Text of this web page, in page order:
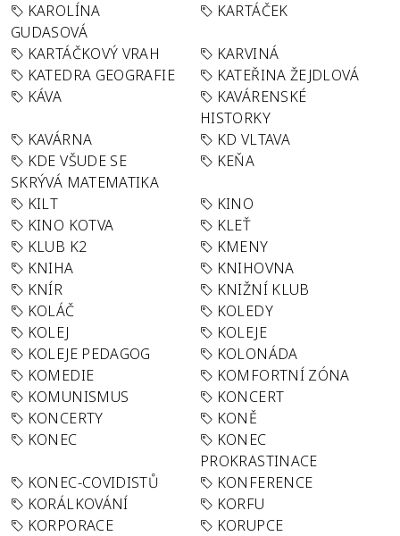
KAROLÍNA
GUDASOVÁ
KARTÁČEK
KARTÁČKOVÝ VRAH
KARVINÁ
KATEDRA GEOGRAFIE
KATEŘINA ŽEJDLOVÁ
KÁVA
KAVÁRENSKÉ
HISTORKY
KAVÁRNA
KD VLTAVA
KDE VŠUDE SE
SKRÝVÁ MATEMATIKA
KEŇA
KILT
KINO
KINO KOTVA
KLEŤ
KLUB K2
KMENY
KNIHA
KNIHOVNA
KNÍR
KNIŽNÍ KLUB
KOLÁČ
KOLEDY
KOLEJ
KOLEJE
KOLEJE PEDAGOG
KOLONÁDA
KOMEDIE
KOMFORTNÍ ZÓNA
KOMUNISMUS
KONCERT
KONCERTY
KONĚ
KONEC
KONEC
PROKRASTINACE
KONEC-COVIDISTŮ
KONFERENCE
KORÁLKOVÁNÍ
KORFU
KORPORACE
KORUPCE